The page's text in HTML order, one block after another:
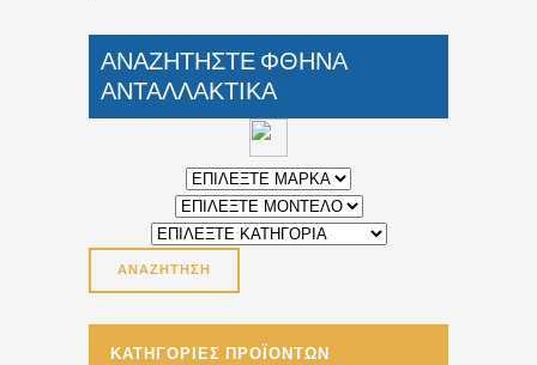
ΑΝΑΖΗΤΗΣΤΕ ΦΘΗΝΑ
ΑΝΤΑΛΛΑΚΤΙΚΑ
ΚΑΤΗΓΟΡΊΕΣ ΠΡΟΪΌΝΤΩΝ